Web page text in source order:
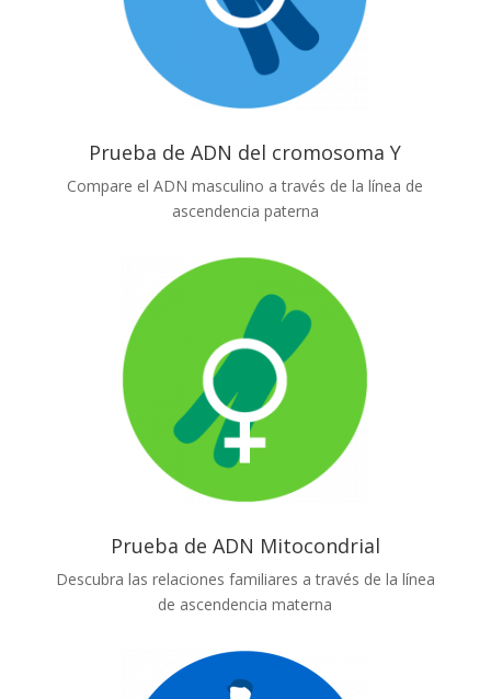
Prueba de ADN del cromosoma Y
Compare el ADN masculino a través de la línea de
ascendencia paterna
Prueba de ADN Mitocondrial
Descubra las relaciones familiares a través de la línea
de ascendencia materna